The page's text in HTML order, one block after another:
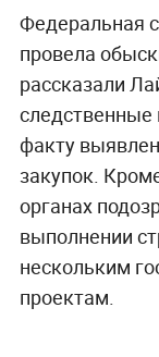
Федеральная
провела
рассказали
следственные
факту
закупок.
органах
выполнении
нескольким
проектам.